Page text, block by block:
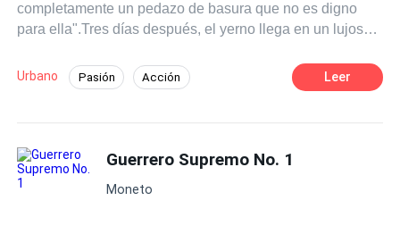
completamente un pedazo de basura que no es digno
para ella".Tres días después, el yerno llega en un lujoso
hija".
Urbano Pasión Acción Leer
Guerrero Supremo No. 1
Moneto